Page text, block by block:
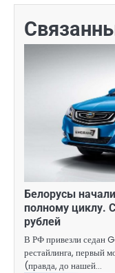
Белорусы
полному циклу.
рублей
В РФ привезли седан
рестайлинга, первый
(правда, до нашей…